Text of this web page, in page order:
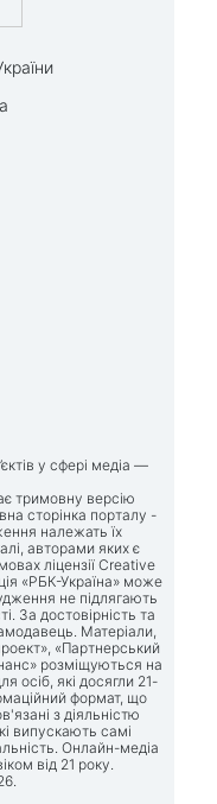
у сфері медіа —
тримовну версію
сторінка порталу -
належать їх
авторами яких є
ліцензії Creative
«РБК-Україна» може
не підлягають
За достовірність та
Матеріали,
«Партнерський
розміщуються на
осіб, які досягли 21-
формат, що
з діяльністю
випускають самі
Онлайн-медіа
від 21 року.